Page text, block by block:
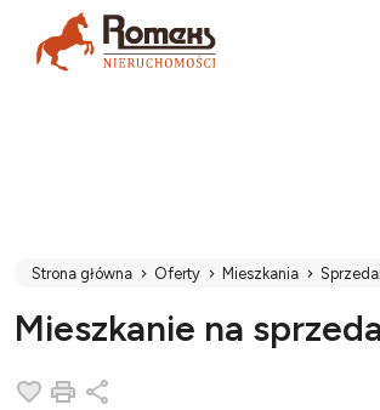
Strona główna Oferty Mieszkania
Mieszkanie na
Dodaj do ulubionych
Drukuj